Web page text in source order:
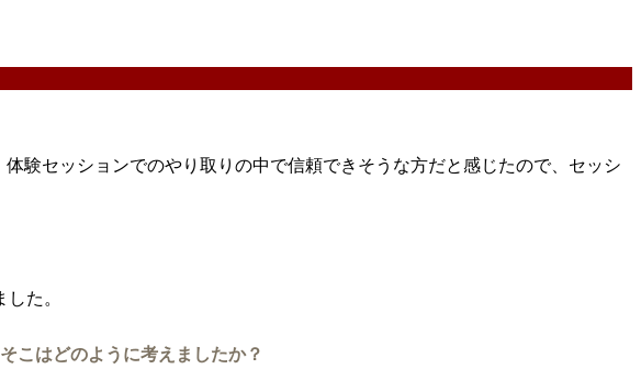
験セッションでのやり取りの中で信頼できそうな方だと感じたので、セッシ
た。
こはどのように考えましたか？